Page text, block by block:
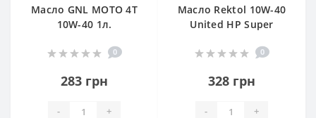
Масло GNL МОТО 4T
10W-40 1л.
0
283 грн
- +
Масло Rektol 10W-40
United HP Super
0
328 грн
- +